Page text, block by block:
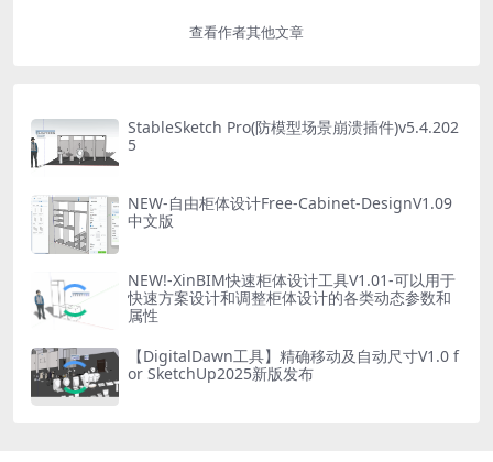
查看作者其他文章
StableSketch Pro(防模型场景崩溃插件)v5.4.202
5
NEW-自由柜体设计Free-Cabinet-DesignV1.09
中文版
NEW!-XinBIM快速柜体设计工具V1.01-可以用于
快速方案设计和调整柜体设计的各类动态参数和
属性
【DigitalDawn工具】精确移动及自动尺寸V1.0 f
or SketchUp2025新版发布